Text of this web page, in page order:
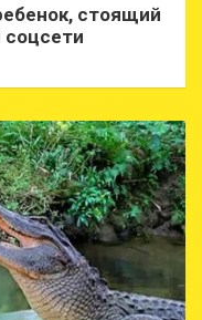
стоящий
соцсети